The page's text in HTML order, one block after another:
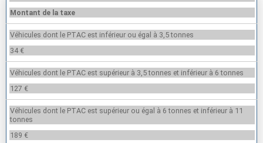
Montant de la taxe
Véhicules dont le PTAC est inférieur ou égal à 3,5 tonnes
34 €
Véhicules dont le PTAC est supérieur à 3,5 tonnes et inférieur à 6 tonnes
127 €
Véhicules dont le PTAC est supérieur ou égal à 6 tonnes et inférieur à 11
tonnes
189 €